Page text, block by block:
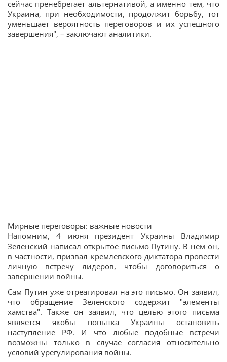
сейчас пренебрегает альтернативой, а именно тем, что
Украина, при необходимости, продолжит борьбу, тот
уменьшает вероятность переговоров и их успешного
завершения", – заключают аналитики.
Мирные переговоры: важные новости
Напомним, 4 июня президент Украины Владимир
Зеленский написал открытое письмо Путину. В нем он,
в частности, призвал кремлевского диктатора провести
личную встречу лидеров, чтобы договориться о
завершении войны.
Сам Путин уже отреагировал на это письмо. Он заявил,
что обращение Зеленского содержит "элементы
хамства". Также он заявил, что целью этого письма
является якобы попытка Украины остановить
наступление РФ. И что любые подобные встречи
возможны только в случае согласия относительно
условий урегулирования войны.